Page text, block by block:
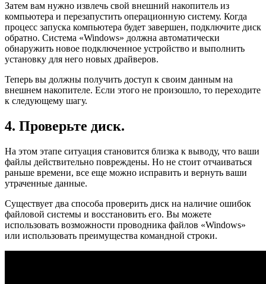
Затем вам нужно извлечь свой внешний накопитель из
компьютера и перезапустить операционную систему. Когда
процесс запуска компьютера будет завершен, подключите диск
обратно. Система «Windows» должна автоматически
обнаружить новое подключенное устройство и выполнить
установку для него новых драйверов.
Теперь вы должны получить доступ к своим данным на
внешнем накопителе. Если этого не произошло, то переходите
к следующему шагу.
4. Проверьте диск.
На этом этапе ситуация становится близка к выводу, что ваши
файлы действительно повреждены. Но не стоит отчаиваться
раньше времени, все еще можно исправить и вернуть ваши
утраченные данные.
Существует два способа проверить диск на наличие ошибок
файловой системы и восстановить его. Вы можете
использовать возможности проводника файлов «Windows»
или использовать преимущества командной строки.